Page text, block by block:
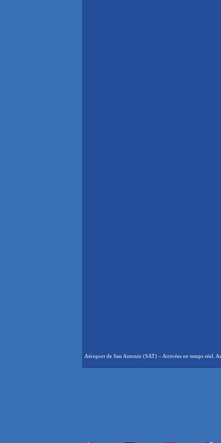
Aéroport de San Antonio (SAT) – Arrivées en temps réel.